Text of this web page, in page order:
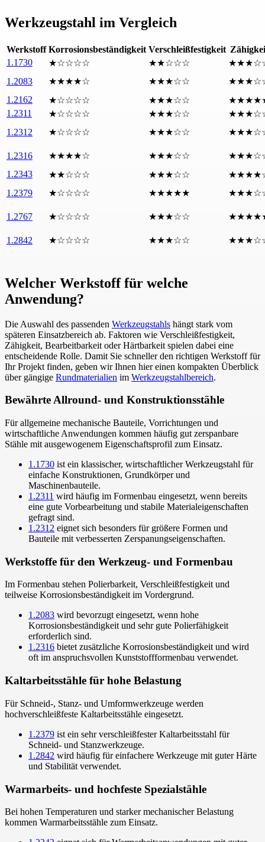
Werkzeugstahl im Vergleich
Werkstoff Korrosionsbeständigkeit Verschleißfestigkeit
1.1730
★☆☆☆☆ ★★☆☆☆
1.2083
★★★★☆ ★★★☆☆
1.2162
★☆☆☆☆ ★★★☆☆
1.2311
★☆☆☆☆ ★★★☆☆
1.2312
★☆☆☆☆ ★★★☆☆
1.2316 ★★★★☆ ★★★☆☆
1.2343
★★☆☆☆ ★★★☆☆
1.2379
★☆☆☆☆ ★★★★★
1.2767 ★☆☆☆☆ ★★★☆☆
1.2842 ★☆☆☆☆ ★★★☆☆
Welcher Werkstoff für welche
Anwendung?
Die Auswahl des passenden Werkzeugstahls hängt stark vom
späteren Einsatzbereich ab. Faktoren wie Verschleißfestigkeit,
Zähigkeit, Bearbeitbarkeit oder Härtbarkeit spielen dabei eine
entscheidende Rolle. Damit Sie schneller den richtigen Werkstoff für
Ihr Projekt finden, geben wir Ihnen hier einen kompakten Überblick
über gängige Rundmaterialien im Werkzeugstahlbereich.
Bewährte Allround- und Konstruktionsstähle
Für allgemeine mechanische Bauteile, Vorrichtungen und
wirtschaftliche Anwendungen kommen häufig gut zerspanbare
Stähle mit ausgewogenem Eigenschaftsprofil zum Einsatz.
1.1730 ist ein klassischer, wirtschaftlicher Werkzeugstahl für
einfache Konstruktionen, Grundkörper und
Maschinenbauteile.
1.2311 wird häufig im Formenbau eingesetzt, wenn bereits
eine gute Vorbearbeitung und stabile Materialeigenschaften
gefragt sind.
1.2312 eignet sich besonders für größere Formen und
Bauteile mit verbesserten Zerspanungseigenschaften.
Werkstoffe für den Werkzeug- und Formenbau
Im Formenbau stehen Polierbarkeit, Verschleißfestigkeit und
teilweise Korrosionsbeständigkeit im Vordergrund.
1.2083 wird bevorzugt eingesetzt, wenn hohe
Korrosionsbeständigkeit und sehr gute Polierfähigkeit
erforderlich sind.
1.2316 bietet zusätzliche Korrosionsbeständigkeit und wird
oft im anspruchsvollen Kunststoffformenbau verwendet.
Kaltarbeitsstähle für hohe Belastung
Für Schneid-, Stanz- und Umformwerkzeuge werden
hochverschleißfeste Kaltarbeitsstähle eingesetzt.
1.2379 ist ein sehr verschleißfester Kaltarbeitsstahl für
Schneid- und Stanzwerkzeuge.
1.2842 wird häufig für einfachere Werkzeuge mit guter Härte
und Stabilität verwendet.
Warmarbeits- und hochfeste Spezialstähle
Bei hohen Temperaturen und starker mechanischer Belastung
kommen Warmarbeitsstähle zum Einsatz.